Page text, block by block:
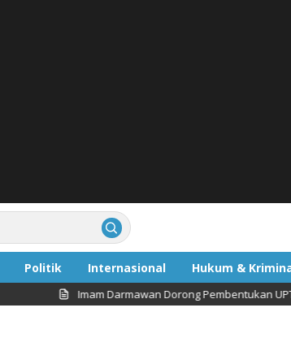
Politik Internasional Hukum &
Imam Darmawan Dorong Pembentukan UPT